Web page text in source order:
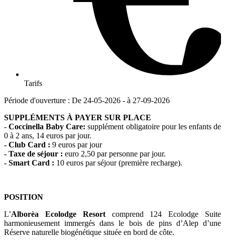
Tarifs
Période d'ouverture : De 24-05-2026 - à 27-09-2026
SUPPLÉMENTS À PAYER SUR PLACE
-Coccinella Baby Care: supplément obligatoire pour les enfants de
0 à 2 ans, 14 euros par jour.
- Club Card : 9 euros par jour
- Taxe de séjour : euro 2,50 par personne par jour.
- Smart Card : 10 euros par séjour (première recharge).
POSITION
L’Alborèa Ecolodge Resortcomprend 124 Ecolodge Suite
harmonieusement immergés dans le bois de pins d’Alep d’une
Réserve naturelle biogénétique située en bord de côte.